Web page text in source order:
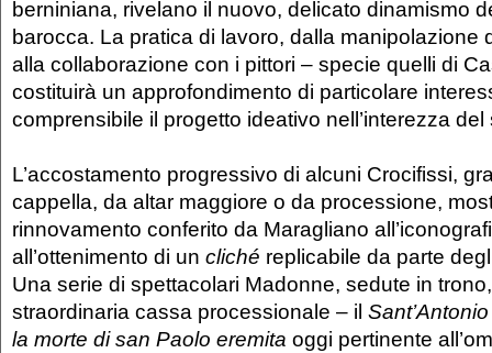
berniniana, rivelano il nuovo, delicato dinamismo
barocca. La pratica di lavoro, dalla manipolazione
alla collaborazione con i pittori – specie quelli di
costituirà un approfondimento di particolare
comprensibile il progetto ideativo nell’interezza
L’accostamento progressivo di alcuni Crocifissi,
cappella, da altar maggiore o da processione,
rinnovamento conferito da Maragliano
all’ottenimento di un cliché replicabile da parte
Una serie di spettacolari Madonne, sedute in
straordinaria cassa processionale – il
la morte di san Paolo eremita oggi pertinente